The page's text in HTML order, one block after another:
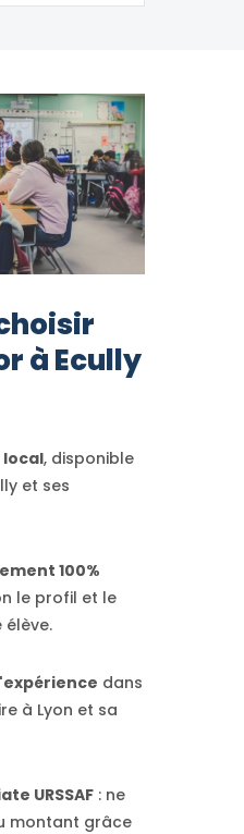
à Ecully
, disponible
et ses
100%
le profil et le
dans
à Lyon et sa
URSSAF: ne
montant grâce